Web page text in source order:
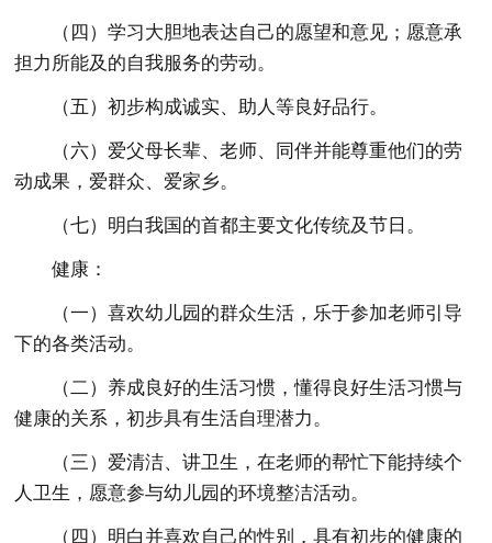
（四）学习大胆地表达自己的愿望和意见；愿意承
担力所能及的自我服务的劳动。
（五）初步构成诚实、助人等良好品行。
（六）爱父母长辈、老师、同伴并能尊重他们的劳
动成果，爱群众、爱家乡。
（七）明白我国的首都主要文化传统及节日。
健康：
（一）喜欢幼儿园的群众生活，乐于参加老师引导
下的各类活动。
（二）养成良好的生活习惯，懂得良好生活习惯与
健康的关系，初步具有生活自理潜力。
（三）爱清洁、讲卫生，在老师的帮忙下能持续个
人卫生，愿意参与幼儿园的环境整洁活动。
（四）明白并喜欢自己的性别，具有初步的健康的